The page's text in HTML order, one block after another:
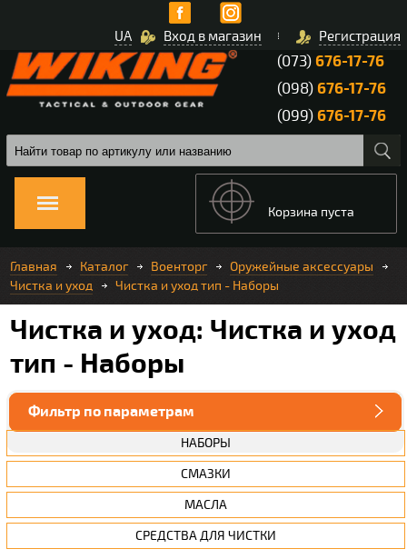
Вход в магазин Регистрация
UA
(073)676-17-76
(098)676-17-76
(099)676-17-76
Корзина пуста
Главная Каталог Военторг
Оружейные аксессуары
Чистка и уход
Чистка и уход тип - Наборы
Чистка и уход: Чистка и уход
тип - Наборы
Фильтр по параметрам
НАБОРЫ
СМАЗКИ
МАСЛА
СРЕДСТВА ДЛЯ ЧИСТКИ